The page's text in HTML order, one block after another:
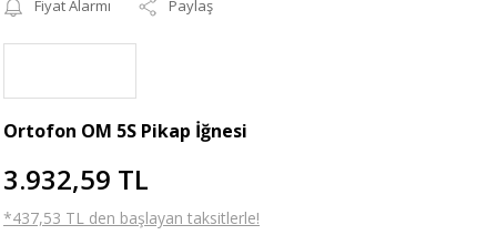
Fiyat Alarmı
Paylaş
Ortofon OM 5S Pikap İğnesi
3.932,59 TL
*437,53 TL den başlayan taksitlerle!